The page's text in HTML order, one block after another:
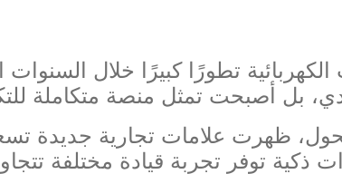
تطورًا كبيرًا خلال السنوات
بل أصبحت تمثل منصة متكاملة
ظهرت علامات تجارية جديدة
ذكية توفر تجربة قيادة مختلفة